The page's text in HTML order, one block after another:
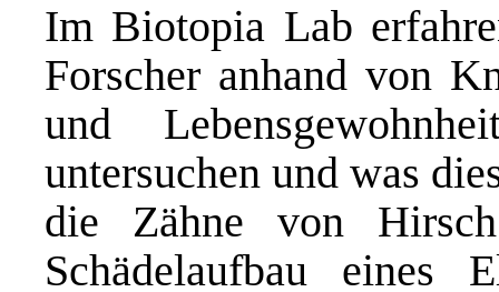
Im Biotopia Lab
Forscher anhand von
und
untersuchen und was
die Zähne von
Schädelaufbau eines